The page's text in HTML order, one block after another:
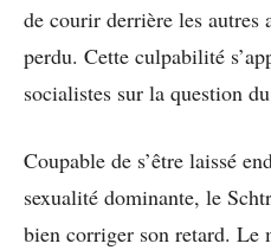
de courir derrière les autres
perdu. Cette culpabilité
socialistes sur la question
Coupable de s’être laissé
sexualité dominante, le
bien corriger son retard. Le